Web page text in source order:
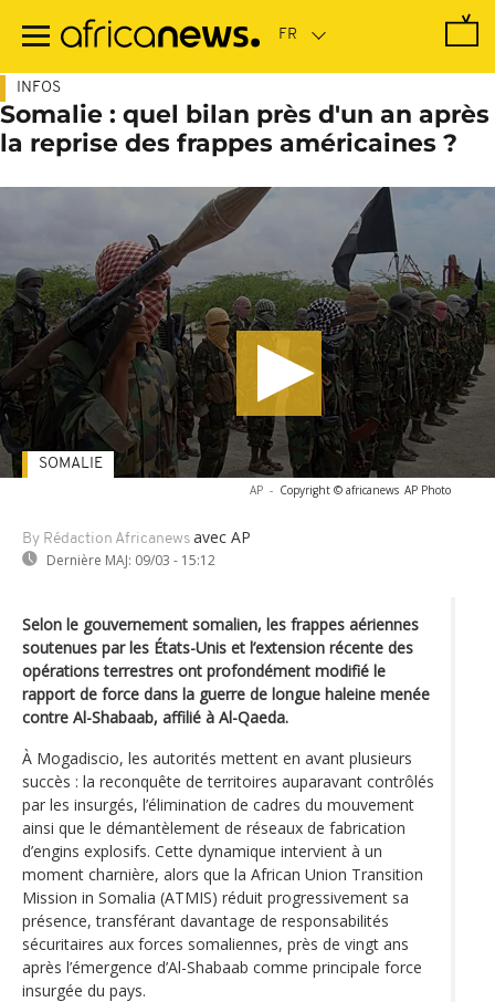
contenu
INFOS
Somalie : quel bilan près d'un an après
la reprise des frappes américaines ?
AP - Copyright © africanews AP Photo
By Rédaction Africanews avec AP
Dernière MAJ: 09/03 - 15:12
SOMALIE
Selon le gouvernement somalien, les frappes aériennes
soutenues par les États-Unis et l’extension récente des
opérations terrestres ont profondément modifié le
rapport de force dans la guerre de longue haleine menée
contre Al-Shabaab, affilié à Al-Qaeda.
À Mogadiscio, les autorités mettent en avant plusieurs
succès : la reconquête de territoires auparavant contrôlés
par les insurgés, l’élimination de cadres du mouvement
ainsi que le démantèlement de réseaux de fabrication
d’engins explosifs. Cette dynamique intervient à un
moment charnière, alors que la African Union Transition
Mission in Somalia (ATMIS) réduit progressivement sa
présence, transférant davantage de responsabilités
sécuritaires aux forces somaliennes, près de vingt ans
après l’émergence d’Al-Shabaab comme principale force
insurgée du pays.